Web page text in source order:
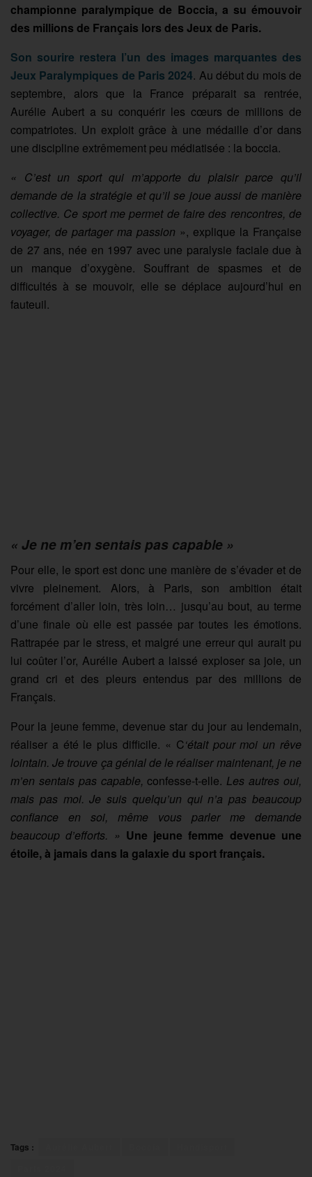
championne paralympique de Boccia, a su émouvoir
des millions de Français lors des Jeux de Paris.
Son sourire restera l’un des images marquantes des
Jeux Paralympiques de Paris 2024. Au début du mois de
septembre, alors que la France préparait sa rentrée,
Aurélie Aubert a su conquérir les cœurs de millions de
compatriotes. Un exploit grâce à une médaille d’or dans
une discipline extrêmement peu médiatisée : la boccia.
« C’est un sport qui m’apporte du plaisir parce qu’il
demande de la stratégie et qu’il se joue aussi de manière
collective. Ce sport me permet de faire des rencontres, de
voyager, de partager ma passion », explique la Française
de 27 ans, née en 1997 avec une paralysie faciale due à
un manque d’oxygène. Souffrant de spasmes et de
difficultés à se mouvoir, elle se déplace aujourd’hui en
fauteuil.
« Je ne m’en sentais pas capable »
Pour elle, le sport est donc une manière de s’évader et de
vivre pleinement. Alors, à Paris, son ambition était
forcément d’aller loin, très loin… jusqu’au bout, au terme
d’une finale où elle est passée par toutes les émotions.
Rattrapée par le stress, et malgré une erreur qui aurait pu
lui coûter l’or, Aurélie Aubert a laissé exploser sa joie, un
grand cri et des pleurs entendus par des millions de
Français.
Pour la jeune femme, devenue star du jour au lendemain,
réaliser a été le plus difficile. « C‘était pour moi un rêve
lointain. Je trouve ça génial de le réaliser maintenant, je ne
m’en sentais pas capable, confesse-t-elle. Les autres oui,
mais pas moi. Je suis quelqu’un qui n’a pas beaucoup
confiance en soi, même vous parler
me demande
beaucoup d’efforts. » Une jeune femme devenue une
étoile, à jamais dans la galaxie du sport français.
Tags :